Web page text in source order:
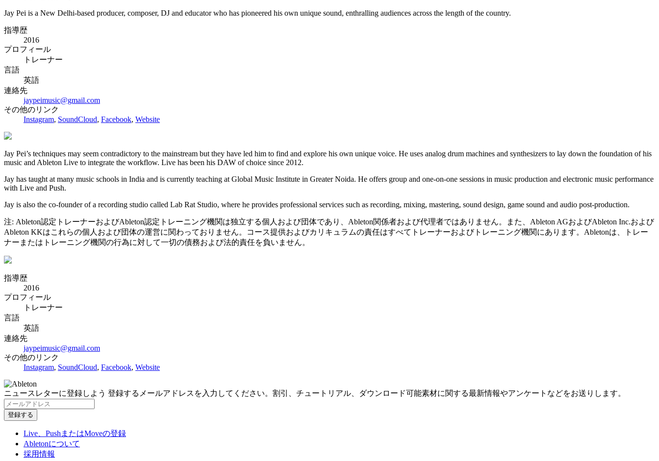
Jay Pei is a New Delhi-based producer, composer, DJ and educator who has pioneered his own unique sound, enthralling audiences across the length of the country.
指導歴
2016
プロフィール
トレーナー
言語
英語
連絡先
jaypeimusic@gmail.com
その他のリンク
Instagram, SoundCloud, Facebook, Website
Jay Pei’s techniques may seem contradictory to the mainstream but they have led him to find and explore his own unique voice. He uses analog drum machines and synthesizers to lay down the foundation of his
music and Ableton Live to integrate the workflow. Live has been his DAW of choice since 2012.
Jay has taught at many music schools in India and is currently teaching at Global Music Institute in Greater Noida. He offers group and one-on-one sessions in music production and electronic music performance
with Live and Push.
Jay is also the co-founder of a recording studio called Lab Rat Studio, where he provides professional services such as recording, mixing, mastering, sound design, game sound and audio post-production.
注: Ableton認定トレーナーおよびAbleton認定トレーニング機関は独立する個人および団体であり、Ableton関係者および代理者ではありません。また、Ableton AGおよびAbleton Inc.および
Ableton KKはこれらの個人および団体の運営に関わっておりません。コース提供およびカリキュラムの責任はすべてトレーナーおよびトレーニング機関にあります。Abletonは、トレー
ナーまたはトレーニング機関の行為に対して一切の債務および法的責任を負いません。
指導歴
2016
プロフィール
トレーナー
言語
英語
連絡先
jaypeimusic@gmail.com
その他のリンク
Instagram, SoundCloud, Facebook, Website
ニュースレターに登録しよう 登録するメールアドレスを入力してください。割引、チュートリアル、ダウンロード可能素材に関する最新情報やアンケートなどをお送りします。
Live、PushまたはMoveの登録
Abletonについて
採用情報